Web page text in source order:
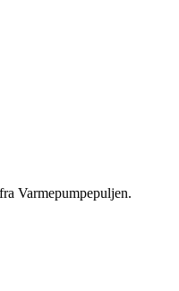
Varmepumpepuljen.